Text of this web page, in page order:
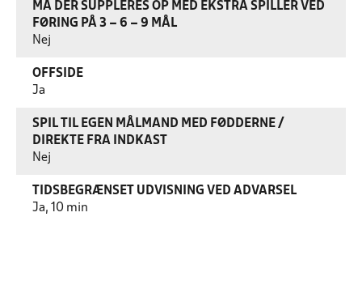
MÅ DER SUPPLERES OP MED EKSTRA SPILLER VED
FØRING PÅ 3 – 6 – 9 MÅL
Nej
OFFSIDE
Ja
SPIL TIL EGEN MÅLMAND MED FØDDERNE /
DIREKTE FRA INDKAST
Nej
TIDSBEGRÆNSET UDVISNING VED ADVARSEL
Ja, 10 min